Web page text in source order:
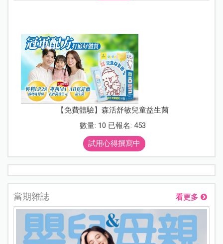
【免費體驗】森活舒敏兒童益生菌
數量: 10 已報名: 453
試用心得撰寫中
當期雜誌 看更多